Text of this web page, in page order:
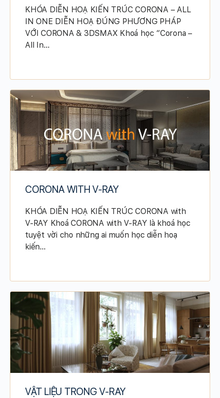
KHÓA DIỄN HOẠ KIẾN TRÚC CORONA – ALL
IN ONE DIỄN HOẠ ĐÚNG PHƯƠNG PHÁP
VỚI CORONA & 3DSMAX Khoá học “Corona –
All In…
CORONA WITH V-RAY
KHÓA DIỄN HOẠ KIẾN TRÚC CORONA with
V-RAY Khoá CORONA with V-RAY là khoá học
tuyệt vời cho những ai muốn học diễn hoạ
kiến…
VẬT LIỆU TRONG V-RAY